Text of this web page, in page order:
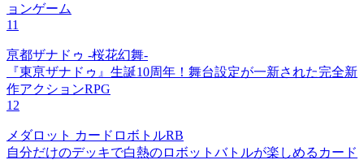
ョンゲーム
11
亰都ザナドゥ -桜花幻舞-
『東亰ザナドゥ』生誕10周年！舞台設定が一新された完全新
作アクションRPG
12
メダロット カードロボトルRB
自分だけのデッキで白熱のロボットバトルが楽しめるカード